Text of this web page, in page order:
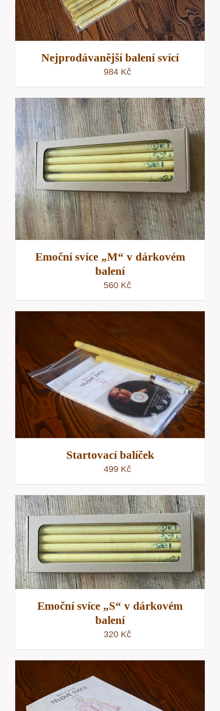
Nejprodávanější balení svící
984 Kč
Emoční svíce „M“ v dárkovém
balení
560 Kč
Startovací balíček
499 Kč
Emoční svíce „S“ v dárkovém
balení
320 Kč